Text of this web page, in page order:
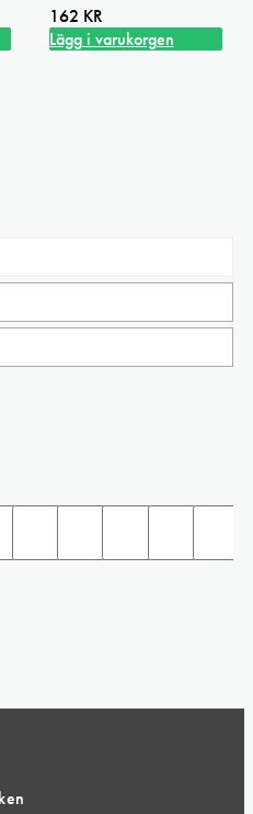
162 KR
Lägg i varukorgen